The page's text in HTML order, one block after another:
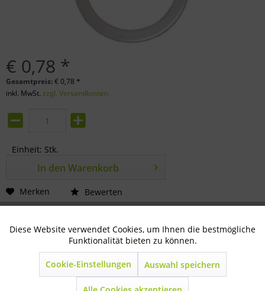
€ 0,78 *
Gesamtpreis:€0,78 *
inkl. MwSt. zzgl. Versandkosten
Einheit: Stk.
In den Warenkorb
Merken Bewerten
Technisch notwendig Aktiv
Marketing Inaktiv
Diese Website verwendet Cookies, um Ihnen die bestmögliche
Funktionalität bieten zu können.
Cookie-Einstellungen Auswahl speichern